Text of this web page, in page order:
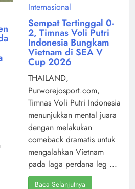
Internasional
Sempat Tertinggal 0-
2, Timnas Voli Putri
Indonesia Bungkam
Vietnam di SEA V
Cup 2026
THAILAND,
Purworejosport.com,
Timnas Voli Putri Indonesia
menunjukkan mental juara
dengan melakukan
comeback dramatis untuk
mengalahkan Vietnam
pada laga perdana leg ...
Baca Selanjutnya